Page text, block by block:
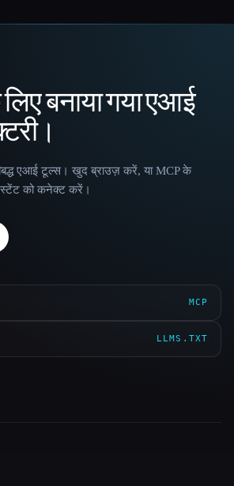
बनाया गया एआई
एआई टूल्स। खुद ब्राउज़ करें, या MCP के
को कनेक्ट करें।
MCP
LLMS.TXT